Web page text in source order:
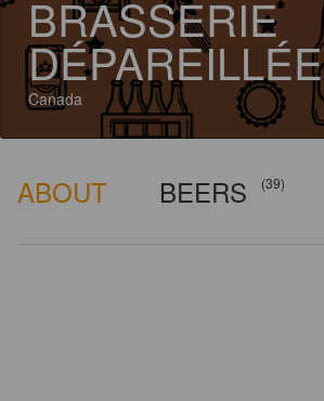
BRASSERIE
DÉPAREILLÉE
Canada
ABOUT BEERS (39)